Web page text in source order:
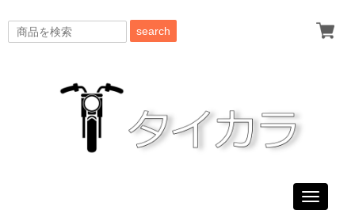
search
Toggle